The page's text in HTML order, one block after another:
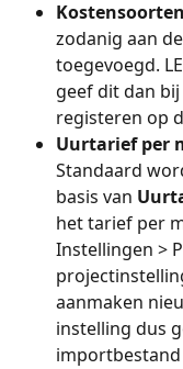
Kostensoorten
zodanig aan
toegevoegd.
geef dit dan
registeren op
Uurtarief per
Standaard
basis van
het tarief per
Instellingen >
aanmaken
instelling dus